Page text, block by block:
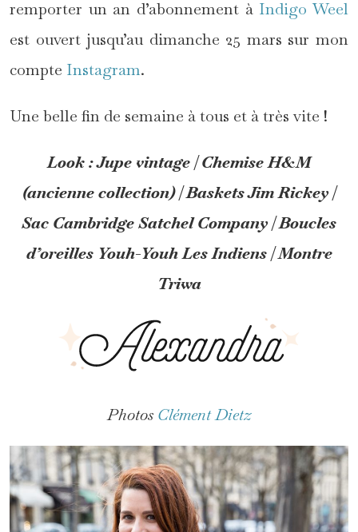
remporter un an d’abonnement à Indigo Weel
est ouvert jusqu’au dimanche 25 mars sur mon
compte Instagram.
Une belle fin de semaine à tous et à très vite !
Look : Jupe vintage | Chemise H&M
(ancienne collection) | Baskets Jim Rickey |
Sac Cambridge Satchel Company | Boucles
d’oreilles Youh-Youh Les Indiens | Montre
Triwa
PhotosClément Dietz